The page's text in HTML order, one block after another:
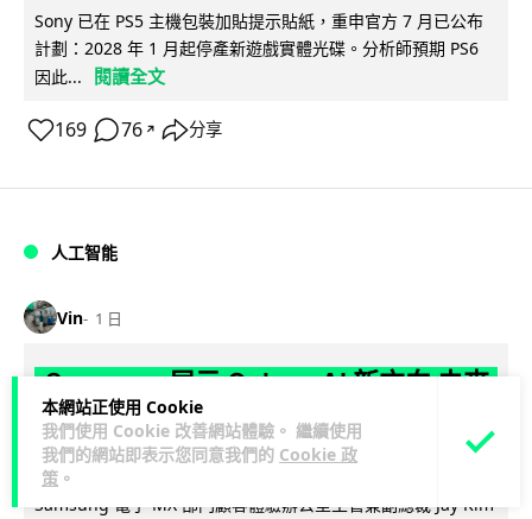
本網站正使用 Cookie
我們使用 Cookie 改善網站體驗。 繼續使用
我們的網站即表示您同意我們的 Cookie 政
策 。
Sony 已在 PS5 主機包裝加貼提示貼紙，重申官方 7 月已公布
計劃：2028 年 1 月起停產新遊戲實體光碟。分析師預期 PS6
因此...
閱讀全文
169 76 ↗ 分享
人工智能
Vin 1 日
Samsung 展示 Galaxy AI 新方向 未來
手機毋須輸入文字 轉向 Agent 全自動操
作
Samsung 電子 MX 部門顧客體驗辦公室主管兼副總裁 Jay Kim